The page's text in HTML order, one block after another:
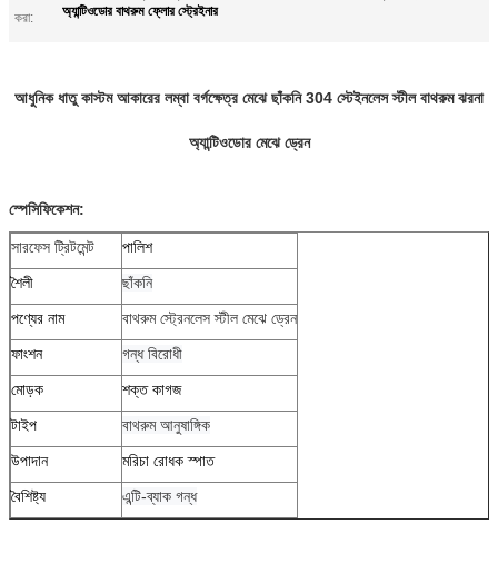
করা:
অ্যান্টিওডোর বাথরুম ফ্লোর স্ট্রেইনার
আধুনিক ধাতু কাস্টম আকারের লম্বা বর্গক্ষেত্র মেঝে ছাঁকনি 304 স্টেইনলেস স্টীল বাথরুম ঝরনা
অ্যান্টিওডোর মেঝে ড্রেন
স্পেসিফিকেশন:
সারফেস ট্রিটমেন্ট
পালিশ
শৈলী
ছাঁকনি
পণ্যের নাম
বাথরুম স্ট্রেনলেস স্টীল মেঝে ড্রেন
ফাংশন
গন্ধ বিরোধী
মোড়ক
শক্ত কাগজ
টাইপ
বাথরুম আনুষাঙ্গিক
উপাদান
মরিচা রোধক স্পাত
বৈশিষ্ট্য
এন্টি-ব্যাক গন্ধ